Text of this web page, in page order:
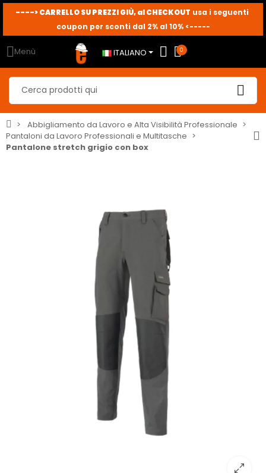
----> CARRELLO SU PREZZI GIÙ, al CHECKOUT usa i seguenti
coupon per sconti dal 2% al 10% <-----
Menù ITALIANO 0
Abbigliamento da Lavoro e Alta Visibilità Professionale
Pantaloni da Lavoro Professionali e Multitasche
Pantalone stretch grigio con box